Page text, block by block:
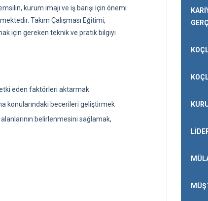
kurum imajı ve iş barışı için önemi
Takım Çalışması Eğitimi,
için gereken teknik ve pratik bilgiyi
etki eden faktörleri aktarmak
konularındaki becerileri geliştirmek
belirlenmesini sağlamak,